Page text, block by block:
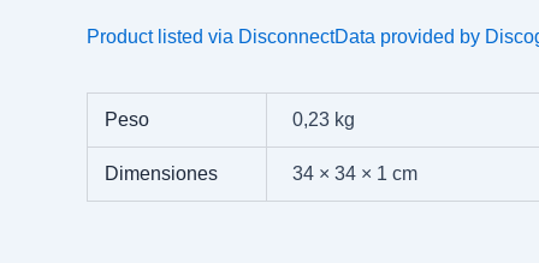
Product listed via DisconnectData provided by
Peso 0,23 kg
Dimensiones 34 × 34 × 1 cm